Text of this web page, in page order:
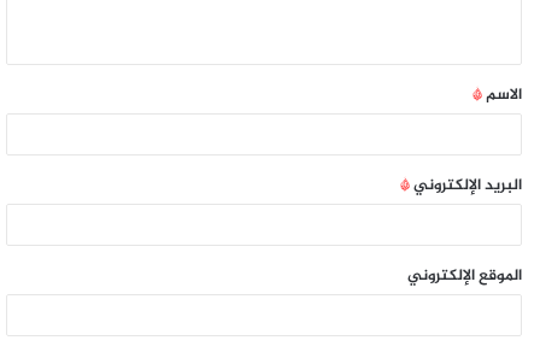
الاسم*
البريد الإلكتروني*
الموقع الإلكتروني